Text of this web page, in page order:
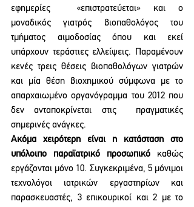
εφημερίες  «επιστρατεύεται» και ο
μοναδικός γιατρός βιοπαθολόγος του
τμήματος αιμοδοσίας όπου και εκεί
υπάρχουν τεράστιες ελλείψεις. Παραμένουν
κενές τρεις θέσεις βιοπαθολόγων γιατρών
και μία θέση βιοχημικού σύμφωνα με το
απαρχαιωμένο οργανόγραμμα του 2012 που
δεν ανταποκρίνεται στις  πραγματικές
σημερινές ανάγκες.
Ακόμα χειρότερη είναι η κατάσταση στο
υπόλοιπο παραϊατρικό προσωπικό καθώς
εργάζονται μόνο 10. Συγκεκριμένα, 5 μόνιμοι
τεχνολόγοι ιατρικών εργαστηρίων και
παρασκευαστές, 3 επικουρικοί και 2 με το